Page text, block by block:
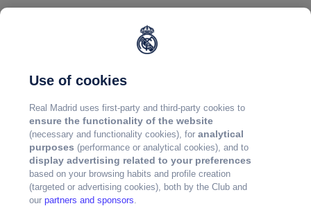
Use of cookies
Real Madrid uses first-party and third-party cookies to
ensure the functionality of the website
(necessary and functionality cookies), foranalytical
purposes (performance or analytical cookies), and to
display advertising related to your preferences
based on your browsing habits and profile creation
(targeted or advertising cookies), both by the Club and
ourpartners and sponsors.